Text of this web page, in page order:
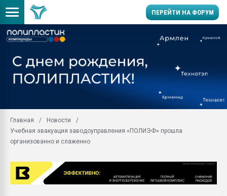
ПЕРЕЙТИ НА ФОРУМ
умельцы изготовили
Продажа готового
производство SPC
29.07.2026 ФРП помог
Помощь в подборе
Вакуум-формовочные
Главная
Новости
Учебная эвакуация заводоуправления «ПОЛИЭФ» прошла
организованно и слаженно